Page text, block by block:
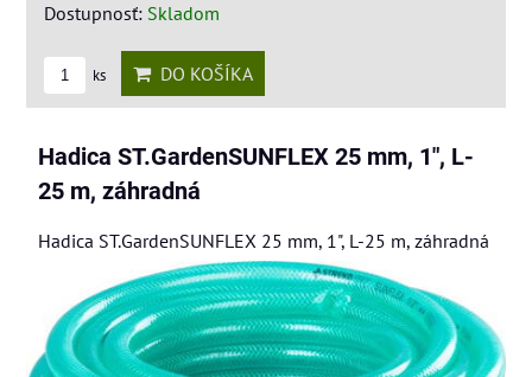
Dostupnosť: Skladom
ks DO KOŠÍKA
Hadica ST.GardenSUNFLEX 25 mm, 1", L-
25 m, záhradná
Hadica ST.GardenSUNFLEX 25 mm, 1", L-25 m, záhradná